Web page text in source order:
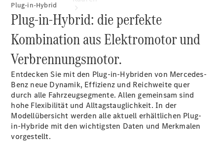
Übersicht
Junge
Sterne
Junge
Sterne -
elektrisch
Plug-in-Hybrid
Plug-in-Hybrid: die perfekte
Kombination aus Elektromotor und
Verbrennungsmotor.
Entdecken Sie mit den Plug-in-Hybriden von Mercedes-
Benz neue Dynamik, Effizienz und Reichweite quer
durch alle Fahrzeugsegmente. Allen gemeinsam sind
hohe Flexibilität und Alltagstauglichkeit. In der
Modellübersicht werden alle aktuell erhältlichen Plug-
in-Hybride mit den wichtigsten Daten und Merkmalen
vorgestellt.